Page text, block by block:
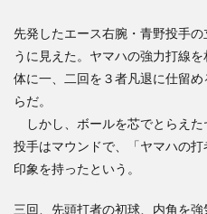
先発したエース右腕・青野投手
うに見えた。ヤマハの強力打線
体に一、二回を３者凡退に仕留
らだ。
しかし、ボールを芯でとらえ
投手はマウンドで、「ヤマハの
印象を持ったという。
三回、先頭打者の初球、内角を